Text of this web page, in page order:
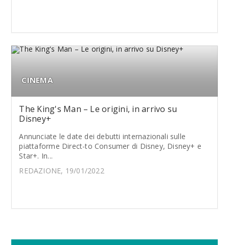
CINEMA
The King's Man – Le origini, in arrivo su
Disney+
Annunciate le date dei debutti internazionali sulle
piattaforme Direct-to Consumer di Disney, Disney+ e
Star+. In...
REDAZIONE, 19/01/2022